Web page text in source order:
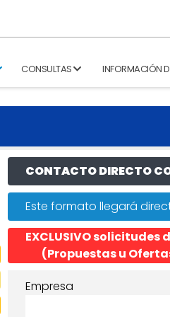
CONSULTAS INFORMACIÓN
CONTACTO DIRECTO
Este formato llegará
EXCLUSIVO
(Propuestas u
Empresa